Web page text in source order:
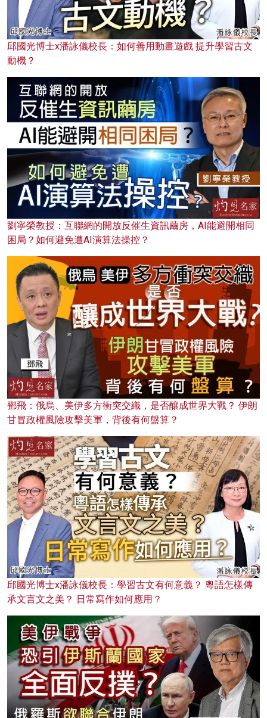
邱國光博士x潘詠儀校長：如何善用動畫遊戲 提升學習古文
動機？
劉寧榮教授：互聯網的開放反催生資訊繭房，AI能避開相同
困局？如何避免遭AI演算法操控？
鄧飛：俄烏、美伊多方衝突交織，是否釀成世界大戰？ 伊朗
甘冒政權風險攻擊美軍，背後有何盤算？
邱國光博士x潘詠儀校長：學習古文有何意義？ 粵語怎樣傳
承文言文之美？ 日常寫作如何應用？